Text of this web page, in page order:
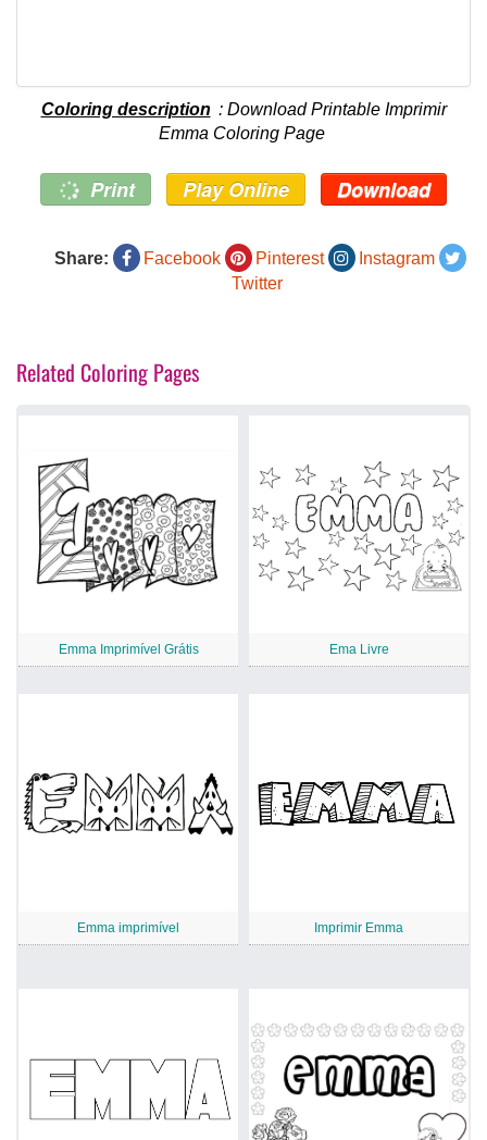
Coloring description : Download Printable Imprimir
Emma Coloring Page
Print Play Online Download
Share: Facebook Pinterest
Instagram
Twitter
Related Coloring Pages
Emma Imprimível Grátis Ema Livre
Emma imprimível Imprimir Emma